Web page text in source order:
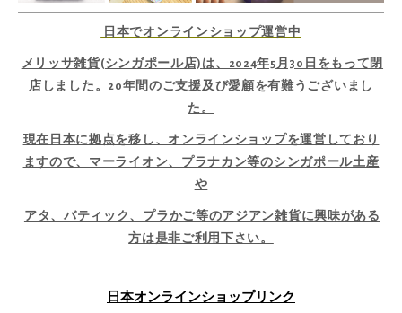
日本でオンラインショップ運営中
メリッサ雑貨(シンガポール店) は、2024年5月30日をもって閉
店しました。20年間のご支援及び愛顧を有難うございまし
た。
現在日本に拠点を移し、オンラインショップを運営しており
ますので、マーライオン、プラナカン等のシンガポール土産
や
アタ、バティック、プラかご等のアジアン雑貨に興味がある
方は是非ご利用下さい。
日本オンラインショップリンク